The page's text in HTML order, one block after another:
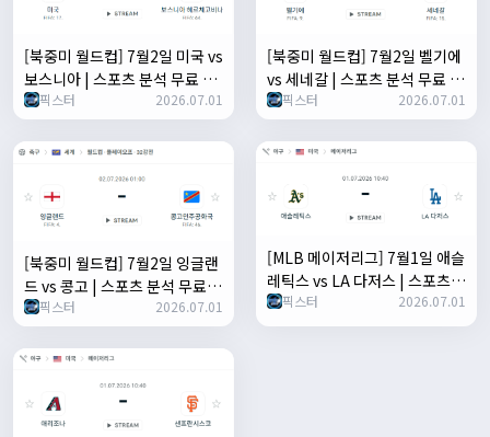
[북중미 월드컵] 7월2일 미국 vs
보스니아 | 스포츠 분석 무료 중
계 토친놈
픽스터 2026.07.01
[북중미 월드컵] 7월2일 벨기에
vs 세네갈 | 스포츠 분석 무료 중
계 토친놈
픽스터 2026.07.01
[북중미 월드컵] 7월2일 잉글랜
드 vs 콩고 | 스포츠 분석 무료
중계 토친놈
픽스터 2026.07.01
[MLB 메이저리그] 7월1일 애슬
레틱스 vs LA 다저스 | 스포츠
분석 무료 중계 토친놈
픽스터 2026.07.01